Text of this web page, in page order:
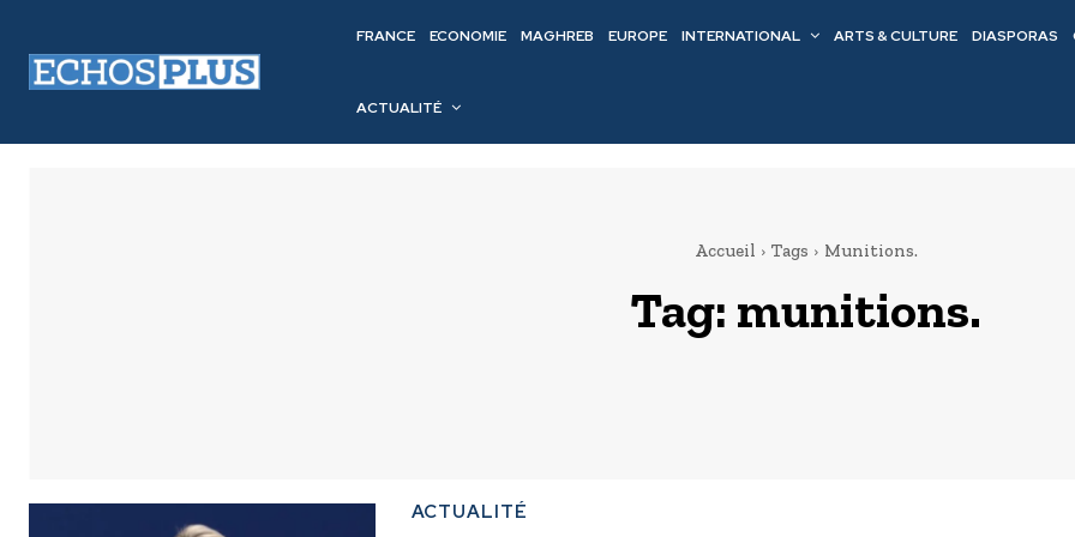
FRANCE ECONOMIE MAGHREB EUROPE INTERNATIONAL ARTS & CULTURE DIASPORAS
ACTUALITÉ
Accueil Tags Munitions.
Tag: munitions.
ACTUALITÉ